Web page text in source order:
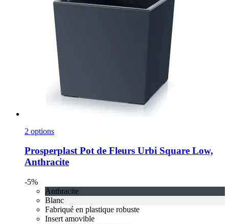
2 options
ProsperplastPot de Fleurs Urbi Square Low,
Anthracite
-5%
Anthracite
Blanc
Fabriqué en plastique robuste
Insert amovible